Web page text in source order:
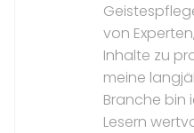
von
Inhalte zu
meine
Branche bin
Lesern